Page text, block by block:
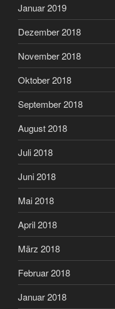
Januar 2019
Dezember 2018
November 2018
Oktober 2018
September 2018
August 2018
Juli 2018
Juni 2018
Mai 2018
April 2018
März 2018
Februar 2018
Januar 2018